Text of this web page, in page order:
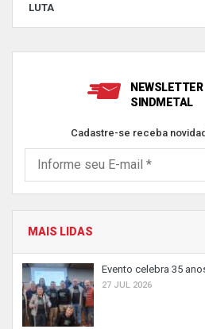
LUTA
NEWSLETTER
SINDMETAL
Cadastre-se receba
MAIS LIDAS
Evento celebra 35
27 JUL 2026